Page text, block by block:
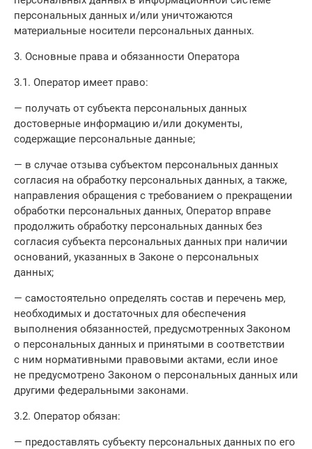
персональных данных и/или уничтожаются
материальные носители персональных данных.
3. Основные права и обязанности Оператора
3.1. Оператор имеет право:
— получать от субъекта персональных данных
достоверные информацию и/или документы,
содержащие персональные данные;
— в случае отзыва субъектом персональных данных
согласия на обработку персональных данных, а также,
направления обращения с требованием о прекращении
обработки персональных данных, Оператор вправе
продолжить обработку персональных данных без
согласия субъекта персональных данных при наличии
оснований, указанных в Законе о персональных
данных;
— самостоятельно определять состав и перечень мер,
необходимых и достаточных для обеспечения
выполнения обязанностей, предусмотренных Законом
о персональных данных и принятыми в соответствии
с ним нормативными правовыми актами, если иное
не предусмотрено Законом о персональных данных или
другими федеральными законами.
3.2. Оператор обязан:
— предоставлять субъекту персональных данных по его